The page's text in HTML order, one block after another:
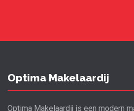
Optima Makelaardij
Optima Makelaardij is een modern